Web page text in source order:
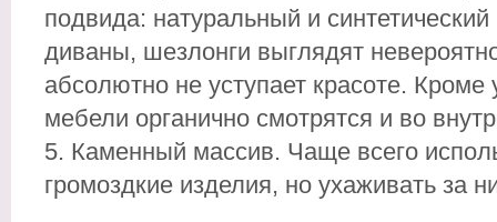
подвида: натуральный и
диваны, шезлонги выглядят
абсолютно не уступает красоте.
мебели органично смотрятся и во
Каменный массив. Чаще всего
громоздкие изделия, но ухаживать за